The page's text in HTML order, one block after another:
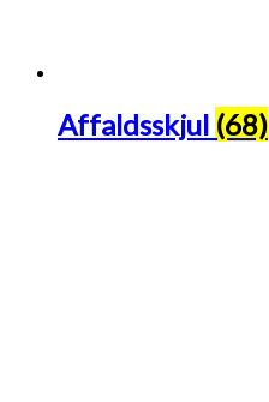
Affaldsskjul (68)